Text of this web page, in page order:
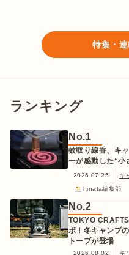
特集・
ランキング
No.1
蚊取り線香、キ
ーが感動した“小
2026.07.25
キ
hinata編集部
No.2
TOKYO
ボ！冬キャンプ
トーブが登場
2026.08.02
キ